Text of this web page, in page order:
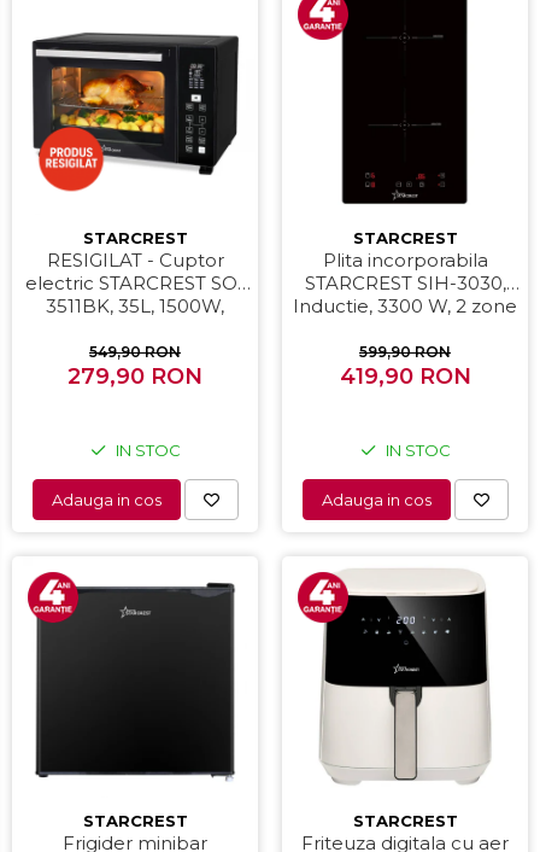
STARCREST
RESIGILAT - Cuptor
electric STARCREST SO-
3511BK, 35L, 1500W,
Programe predefinite,
Interfata digitala, Negru
549,90 RON
279,90 RON
IN STOC
Adauga in cos
STARCREST
Plita incorporabila
STARCREST SIH-3030,
Inductie, 3300 W, 2 zone
putere, Touch control,
Timer, Sticla Neagra
599,90 RON
419,90 RON
IN STOC
Adauga in cos
STARCREST
Frigider minibar
STARCREST
Friteuza digitala cu aer